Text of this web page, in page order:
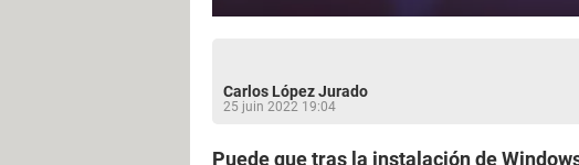
Carlos López Jurado
25 juin 2022 19:04
Puede que tras la instalación de